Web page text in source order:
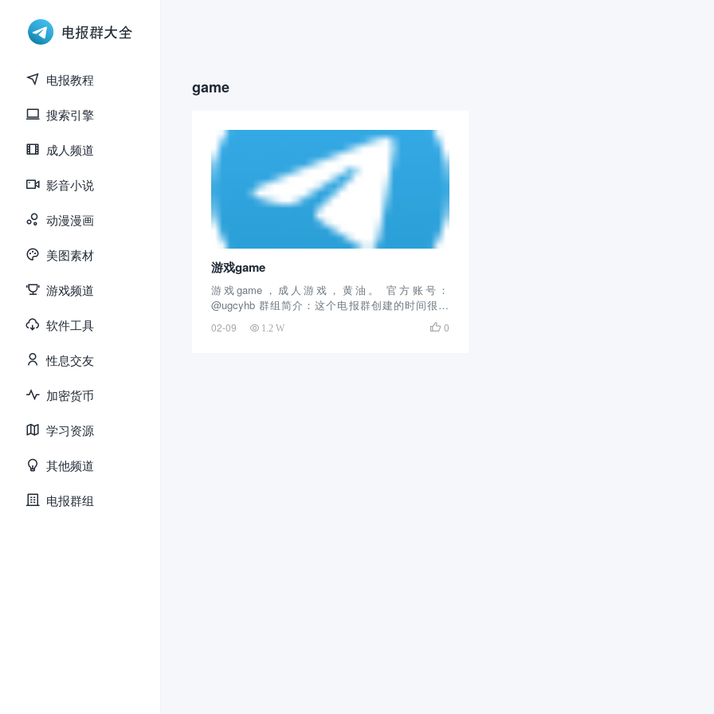
电报教程
搜索引擎
成人频道
影音小说
动漫漫画
美图素材
游戏频道
软件工具
性息交友
加密货币
学习资源
其他频道
电报群组
game
游戏game
游戏game，成人游戏，黄油。 官方账号：
@ugcyhb 群组简介：这个电报群创建的时间很长
了，算是早期的成人游戏群之一了，截止目前拥有5
万余人关注，每天不定时更新黄油、成人游戏，并
02-09 1.2 W  0